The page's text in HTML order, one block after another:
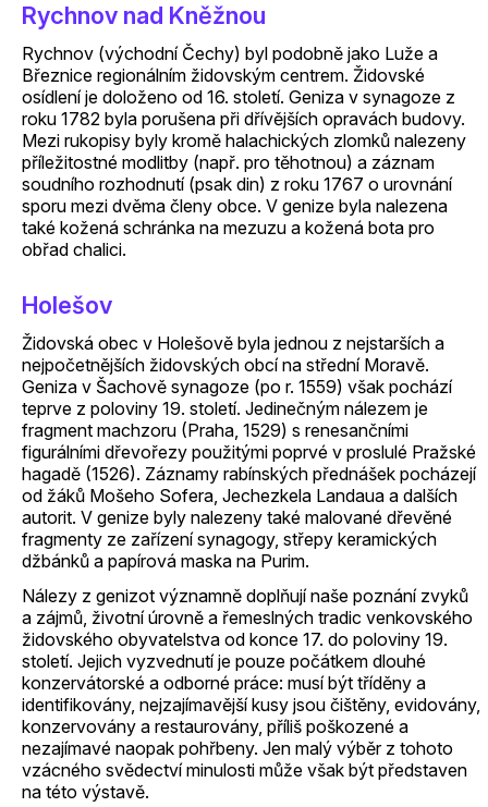
Rychnov nad Kněžnou
Rychnov (východní Čechy) byl podobně jako Luže a
Březnice regionálním židovským centrem. Židovské
osídlení je doloženo od 16. století. Geniza v synagoze z
roku 1782 byla porušena při dřívějších opravách budovy.
Mezi rukopisy byly kromě halachických zlomků nalezeny
příležitostné modlitby (např. pro těhotnou) a záznam
soudního rozhodnutí (psak din) z roku 1767 o urovnání
sporu mezi dvěma členy obce. V genize byla nalezena
také kožená schránka na mezuzu a kožená bota pro
obřad chalici.
Holešov
Židovská obec v Holešově byla jednou z nejstarších a
nejpočetnějších židovských obcí na střední Moravě.
Geniza v Šachově synagoze (po r. 1559) však pochází
teprve z poloviny 19. století. Jedinečným nálezem je
fragment machzoru (Praha, 1529) s renesančními
figurálními dřevořezy použitými poprvé v proslulé Pražské
hagadě (1526). Záznamy rabínských přednášek pocházejí
od žáků Mošeho Sofera, Jechezkela Landaua a dalších
autorit. V genize byly nalezeny také malované dřevěné
fragmenty ze zařízení synagogy, střepy keramických
džbánků a papírová maska na Purim.
Nálezy z genizot významně doplňují naše poznání zvyků
a zájmů, životní úrovně a řemeslných tradic venkovského
židovského obyvatelstva od konce 17. do poloviny 19.
století. Jejich vyzvednutí je pouze počátkem dlouhé
konzervátorské a odborné práce: musí být tříděny a
identifikovány, nejzajímavější kusy jsou čištěny, evidovány,
konzervovány a restaurovány, příliš poškozené a
nezajímavé naopak pohřbeny. Jen malý výběr z tohoto
vzácného svědectví minulosti může však být představen
na této výstavě.